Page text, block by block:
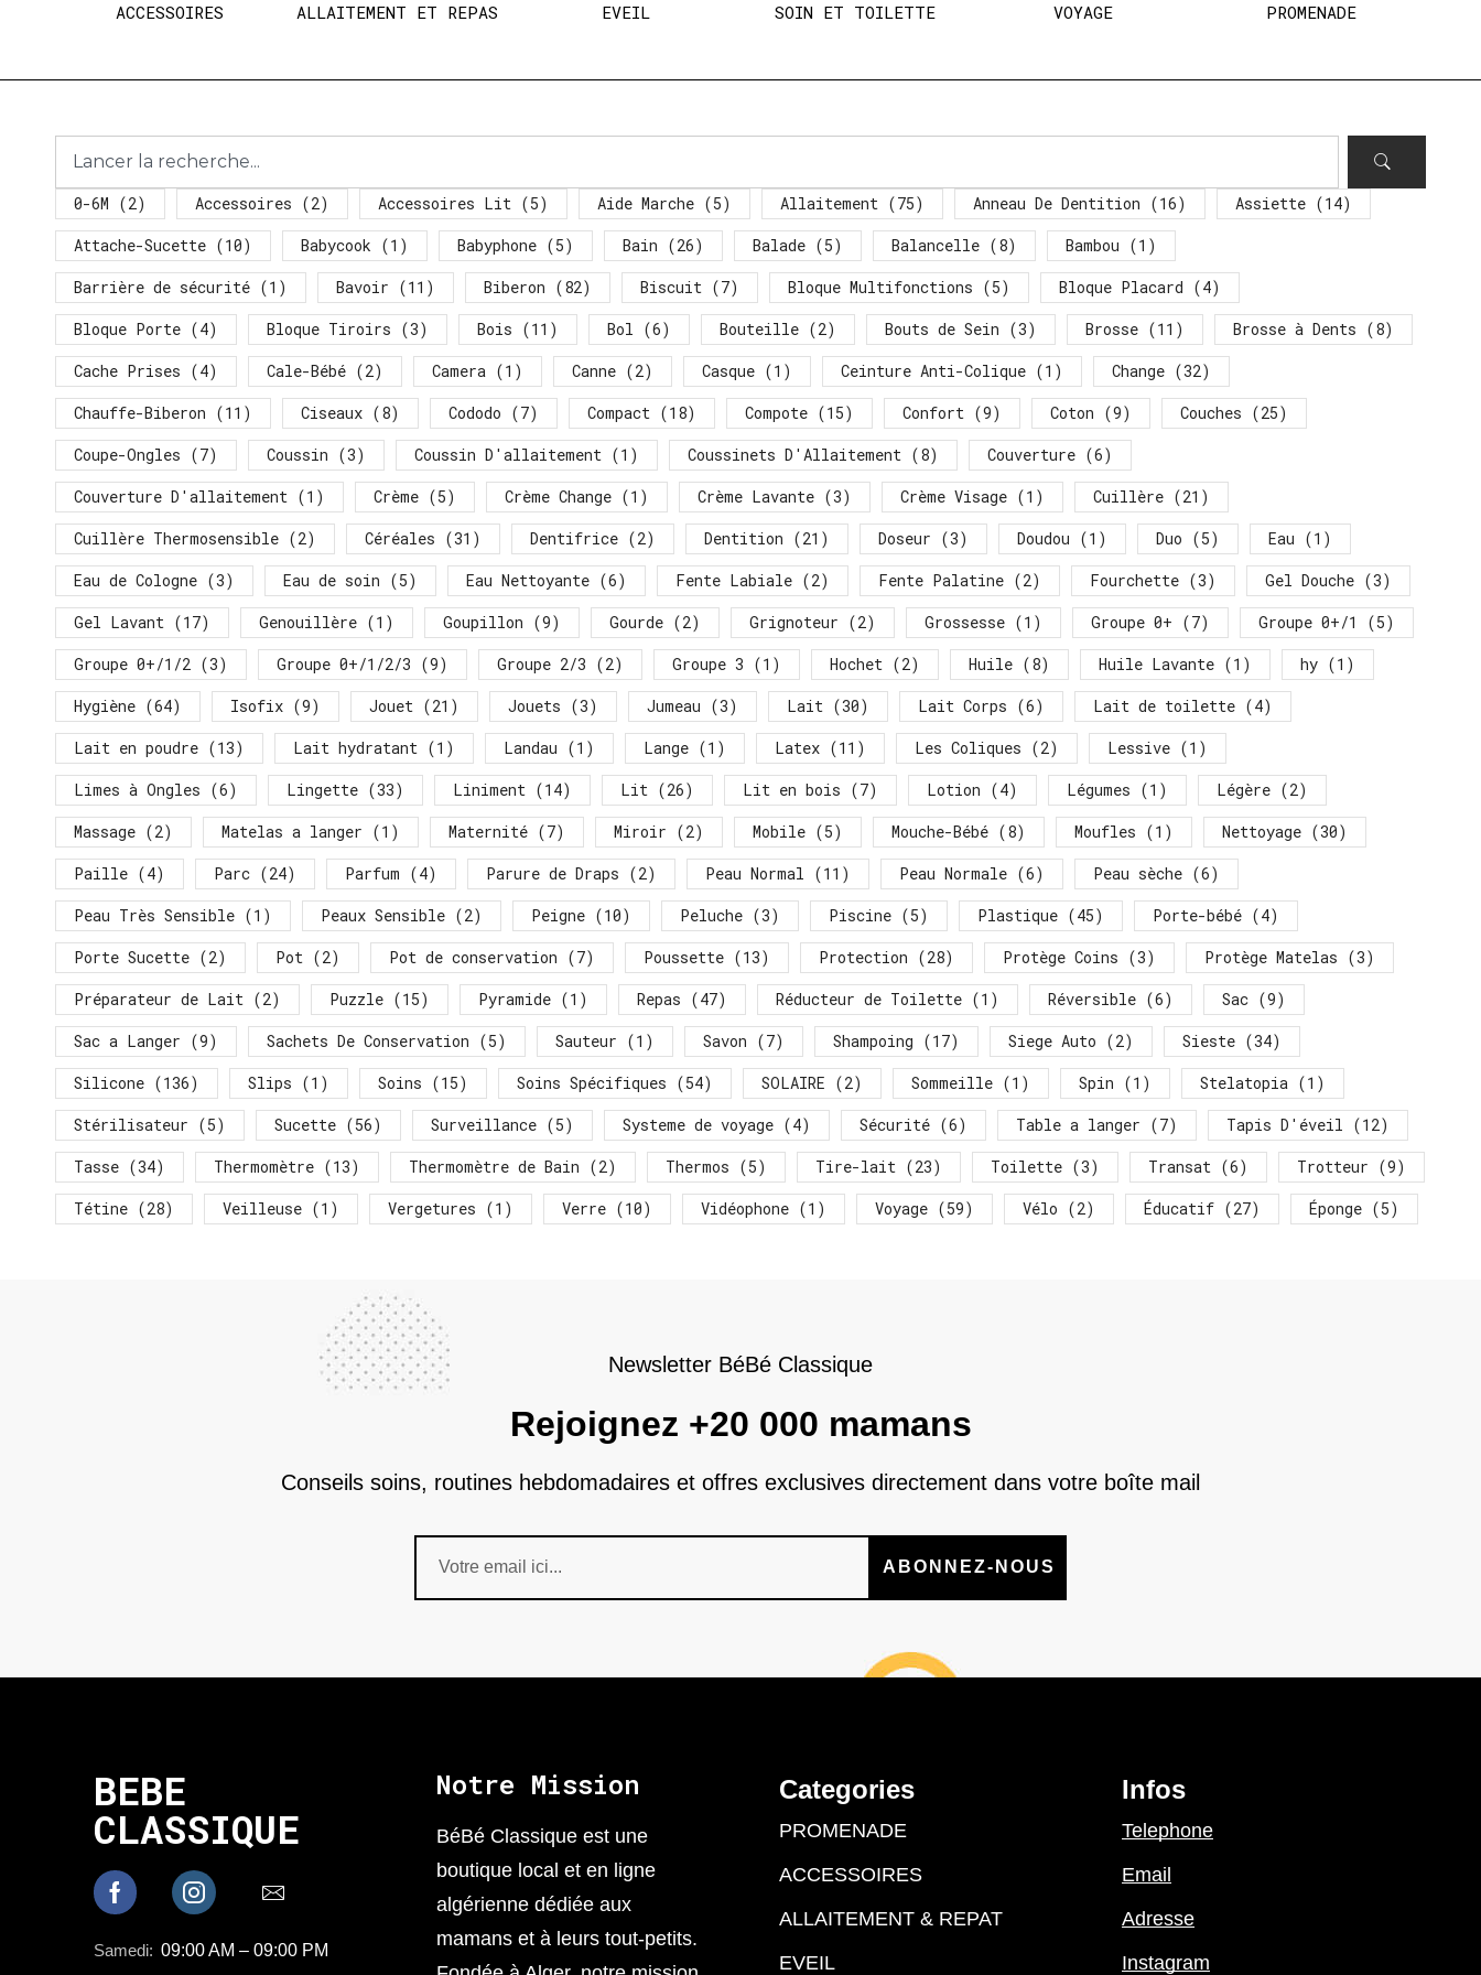
ACCESSOIRES ALLAITEMENT ET REPAS EVEIL SOIN ET TOILETTE VOYAGE PROMENADE
0-6M (2) Accessoires (2) Accessoires Lit (5) Aide Marche (5) Allaitement (75) Anneau De Dentition (16) Assiette (14)
Attache-Sucette (10) Babycook (1) Babyphone (5) Bain (26) Balade (5) Balancelle (8) Bambou (1)
Barrière de sécurité (1) Bavoir (11) Biberon (82) Biscuit (7) Bloque Multifonctions (5) Bloque Placard (4)
Bloque Porte (4) Bloque Tiroirs (3) Bois (11) Bol (6) Bouteille (2) Bouts de Sein (3) Brosse (11) Brosse à Dents (8)
Cache Prises (4) Cale-Bébé (2) Camera (1) Canne (2) Casque (1) Ceinture Anti-Colique (1) Change (32)
Chauffe-Biberon (11) Ciseaux (8) Cododo (7) Compact (18) Compote (15) Confort (9) Coton (9) Couches (25)
Coupe-Ongles (7) Coussin (3) Coussin D'allaitement (1) Coussinets D'Allaitement (8) Couverture (6)
Couverture D'allaitement (1) Crème (5) Crème Change (1) Crème Lavante (3) Crème Visage (1) Cuillère (21)
Cuillère Thermosensible (2) Céréales (31) Dentifrice (2) Dentition (21) Doseur (3) Doudou (1) Duo (5) Eau (1)
Eau de Cologne (3) Eau de soin (5) Eau Nettoyante (6) Fente Labiale (2) Fente Palatine (2) Fourchette (3) Gel Douche (3)
Gel Lavant (17) Genouillère (1) Goupillon (9) Gourde (2) Grignoteur (2) Grossesse (1) Groupe 0+ (7) Groupe 0+/1
(5)
Groupe 0+/1/2 (3) Groupe 0+/1/2/3 (9) Groupe 2/3 (2) Groupe 3 (1) Hochet (2) Huile (8) Huile Lavante (1) hy (1)
Hygiène (64) Isofix (9) Jouet (21) Jouets (3) Jumeau (3) Lait (30) Lait Corps (6) Lait de toilette (4)
Lait en poudre (13) Lait hydratant (1) Landau (1) Lange (1) Latex (11) Les Coliques (2) Lessive (1)
Limes à Ongles (6) Lingette (33) Liniment (14) Lit (26) Lit en bois (7) Lotion (4) Légumes (1) Légère (2)
Massage (2) Matelas a langer (1) Maternité (7) Miroir (2) Mobile (5) Mouche-Bébé (8) Moufles (1) Nettoyage (30)
Paille (4) Parc (24) Parfum (4) Parure de Draps (2) Peau Normal (11) Peau Normale (6) Peau sèche (6)
Peau Très Sensible (1) Peaux Sensible (2) Peigne (10) Peluche (3) Piscine (5) Plastique (45) Porte-bébé (4)
Porte Sucette (2) Pot (2) Pot de conservation (7) Poussette (13) Protection (28) Protège Coins (3) Protège Matelas (3)
Préparateur de Lait (2) Puzzle (15) Pyramide (1) Repas (47) Réducteur de Toilette (1) Réversible (6) Sac (9)
Sac a Langer (9) Sachets De Conservation (5) Sauteur (1) Savon (7) Shampoing (17) Siege Auto (2) Sieste (34)
Silicone (136) Slips (1) Soins (15) Soins Spécifiques (54) SOLAIRE (2) Sommeille (1) Spin (1) Stelatopia (1)
Stérilisateur (5) Sucette (56) Surveillance (5) Systeme de voyage (4) Sécurité (6) Table a langer (7) Tapis D'éveil (12)
Tasse (34) Thermomètre (13) Thermomètre de Bain (2) Thermos (5) Tire-lait (23) Toilette (3) Transat (6) Trotteur (9)
Tétine (28) Veilleuse (1) Vergetures (1) Verre (10) Vidéophone (1) Voyage (59) Vélo (2) Éducatif (27) Éponge (5)
Newsletter BéBé Classique
Rejoignez +20 000 mamans
Conseils soins, routines hebdomadaires et offres exclusives directement dans votre boîte mail
ABONNEZ-NOUS
BEBE
CLASSIQUE
Samedi: 09:00 AM – 09:00 PM
Notre Mission
BéBé Classique est une
boutique local et en ligne
algérienne dédiée aux
mamans et à leurs tout-petits.
Categories
PROMENADE
ACCESSOIRES
ALLAITEMENT & REPAT
EVEIL
Infos
Telephone
Email
Adresse
Instagram